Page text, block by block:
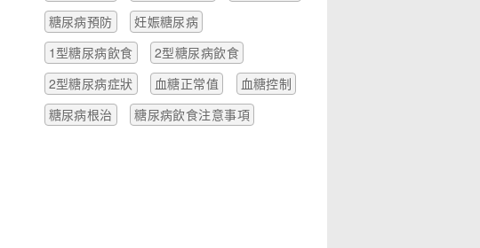
糖尿病預防
妊娠糖尿病
1型糖尿病飲食
2型糖尿病飲食
2型糖尿病症狀
血糖正常值
血糖控制
糖尿病根治
糖尿病飲食注意事項